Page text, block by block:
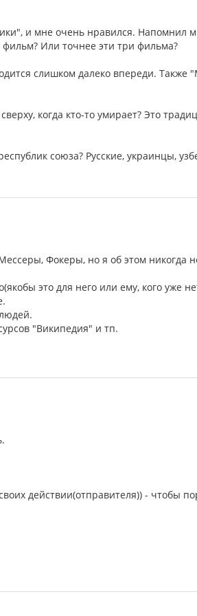
и мне очень нравился. Напомнил
Или точнее эти три фильма?
слишком далеко впереди. Также
когда кто-то умирает? Это
союза? Русские, украинцы,
Фокеры, но я об этом никогда
это для него или ему, кого уже
"Википедия" и тп.
действии(отправителя)) - чтобы